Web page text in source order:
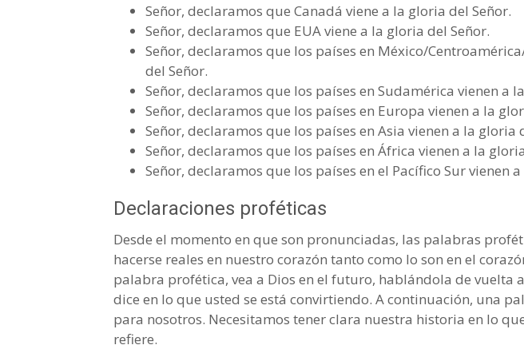
Señor, declaramos que Canadá viene a la gloria del Señor.
Señor, declaramos que EUA viene a la gloria del Señor.
Señor, declaramos que los países en México/
del Señor.
Señor, declaramos que los países en Sudamérica vienen a
Señor, declaramos que los países en Europa vienen a la
Señor, declaramos que los países en Asia vienen a la gloria
Señor, declaramos que los países en África vienen a la
Señor, declaramos que los países en el Pacífico Sur vienen
Declaraciones proféticas
Desde el momento en que son pronunciadas, las palabras
hacerse reales en nuestro corazón tanto como lo son en el
palabra profética, vea a Dios en el futuro, hablándola de vuelta
dice en lo que usted se está convirtiendo. A continuación, una
para nosotros. Necesitamos tener clara nuestra historia en lo
refiere.